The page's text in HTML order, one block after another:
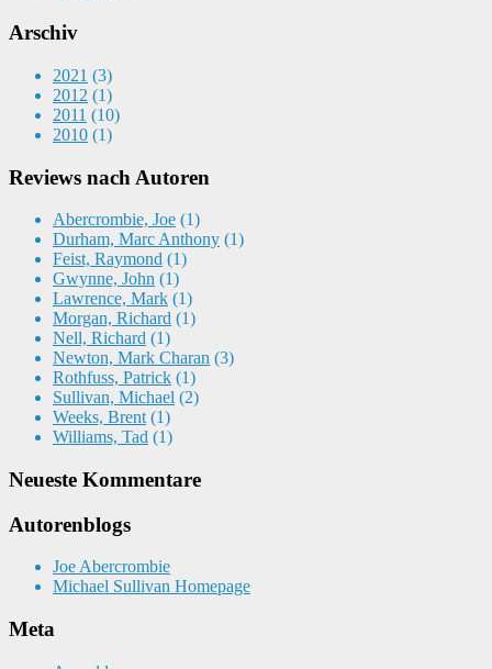
Arschiv
2021 (3)
2012 (1)
2011 (10)
2010 (1)
Reviews nach Autoren
Abercrombie, Joe (1)
Durham, Marc Anthony (1)
Feist, Raymond (1)
Gwynne, John (1)
Lawrence, Mark (1)
Morgan, Richard (1)
Nell, Richard (1)
Newton, Mark Charan (3)
Rothfuss, Patrick (1)
Sullivan, Michael (2)
Weeks, Brent (1)
Williams, Tad (1)
Neueste Kommentare
Autorenblogs
Joe Abercrombie
Michael Sullivan Homepage
Meta